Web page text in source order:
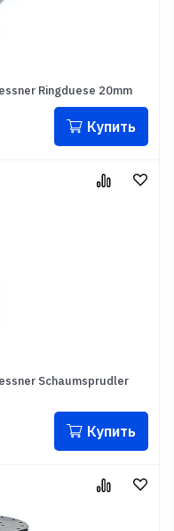
Ringduese 20mm
Купить
Schaumsprudler
Купить